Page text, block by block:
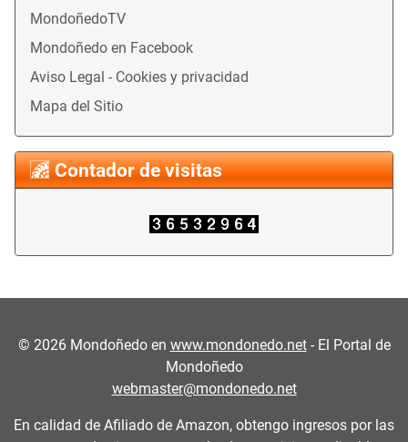
MondoñedoTV
Mondoñedo en Facebook
Aviso Legal - Cookies y privacidad
Mapa del Sitio
Contador de visitas
© 2026Mondoñedo en www.mondonedo.net- El Portal de
Mondoñedo
webmaster@mondonedo.net
En calidad de Afiliado de Amazon, obtengo ingresos por las